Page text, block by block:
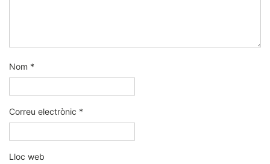
Nom *
Correu electrònic *
Lloc web